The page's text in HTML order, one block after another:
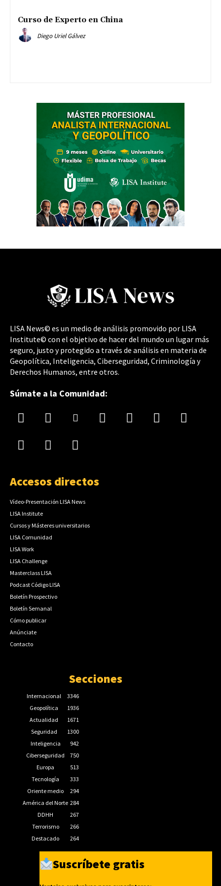
Curso de Experto en China
Diego Uriel Gálvez
LISA News© es un medio de análisis promovido por LISA
Institute© con el objetivo de hacer del mundo un lugar más
seguro, justo y protegido a través de análisis en materia de
Geopolítica, Inteligencia, Ciberseguridad, Criminología y
Derechos Humanos, entre otros.
Súmate a la Comunidad:
Accesos directos
Vídeo-Presentación LISA News
LISA Institute
Cursos y Másteres universitarios
LISA Comunidad
LISA Work
LISA Challenge
Masterclass LISA
Podcast Código LISA
Boletín Prospectivo
Boletín Semanal
Cómo publicar
Anúnciate
Contacto
Secciones
Internacional
3346
Geopolítica
1936
Actualidad
1671
Seguridad
1300
Inteligencia
942
Ciberseguridad
750
Europa
513
Tecnología
333
Oriente medio
294
América del Norte 284
DDHH
267
Terrorismo
266
Destacado
264
Suscríbete gratis